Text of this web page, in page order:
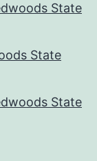
State
State
State